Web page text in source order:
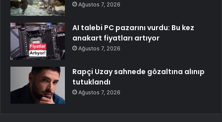
Ağustos 7, 2026
AI talebi PC pazarını vurdu: Bu kez
anakart fiyatları artıyor
Ağustos 7, 2026
Rapçi Uzay sahnede gözaltına alınıp
tutuklandı
Ağustos 7, 2026